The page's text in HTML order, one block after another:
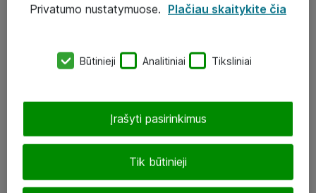
eShop@atea.lt
Privatumo nustatymuose. Plačiau skaitykite čia
Būtinieji Analitiniai Tiksliniai
Tik būtinieji
Įrašyti pasirinkimus